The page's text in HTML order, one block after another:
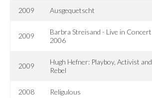
2009 Ausgequetscht
2009
Barbra Streisand - Live in Concert
2006
2009
Hugh Hefner: Playboy, Activist and
Rebel
2008 Religulous